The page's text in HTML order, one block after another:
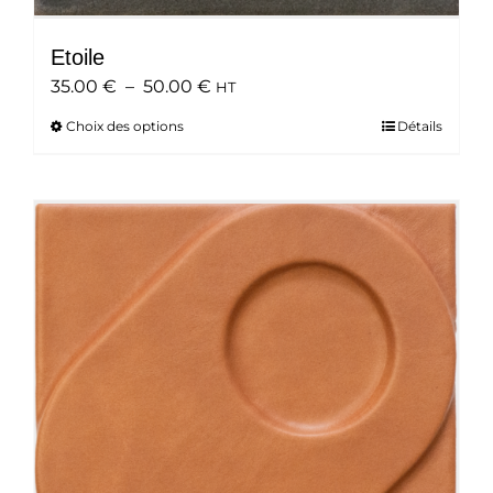
Etoile
35.00 € – 50.00 € Plage
50.00 €
HT
Choix des optionsCe
plusieurs
variations.
Les
options
peuvent
choisies
Détails